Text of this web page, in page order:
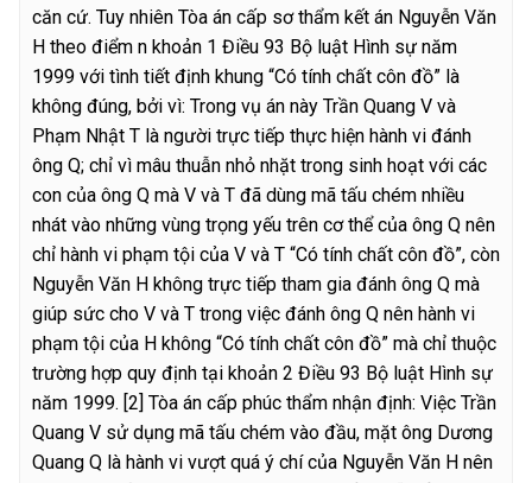
căn cứ. Tuy nhiên Tòa án cấp sơ thẩm kết án Nguyễn Văn
H theo điểm n khoản 1 Điều 93 Bộ luật Hình sự năm
1999 với tình tiết định khung “Có tính chất côn đồ” là
không đúng, bởi vì: Trong vụ án này Trần Quang V và
Phạm Nhật T là người trực tiếp thực hiện hành vi đánh
ông Q; chỉ vì mâu thuẫn nhỏ nhặt trong sinh hoạt với các
con của ông Q mà V và T đã dùng mã tấu chém nhiều
nhát vào những vùng trọng yếu trên cơ thể của ông Q nên
chỉ hành vi phạm tội của V và T “Có tính chất côn đồ”, còn
Nguyễn Văn H không trực tiếp tham gia đánh ông Q mà
giúp sức cho V và T trong việc đánh ông Q nên hành vi
phạm tội của H không “Có tính chất côn đồ” mà chỉ thuộc
trường hợp quy định tại khoản 2 Điều 93 Bộ luật Hình sự
năm 1999. [2] Tòa án cấp phúc thẩm nhận định: Việc Trần
Quang V sử dụng mã tấu chém vào đầu, mặt ông Dương
Quang Q là hành vi vượt quá ý chí của Nguyễn Văn H nên